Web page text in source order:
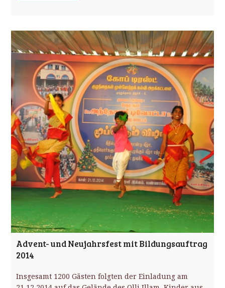
Advent- und Neujahrsfest mit Bildungsauftrag
2014
Insgesamt 1200 Gästen folgten der Einladung am